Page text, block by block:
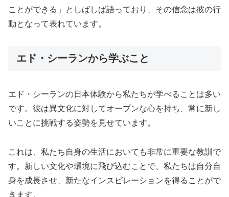
ことができる」としばしば語っており、その信念は彼の行
動となって表れています。
エド・シーランから学ぶこと
エド・シーランの日本体験から私たちが学べることは多い
です。彼は異文化に対してオープンな心を持ち、常に新し
いことに挑戦する姿勢を見せています。
これは、私たち自身の生活においても非常に重要な教訓で
す。新しい文化や環境に飛び込むことで、私たちは自分自
身を成長させ、新たなインスピレーションを得ることがで
きます。